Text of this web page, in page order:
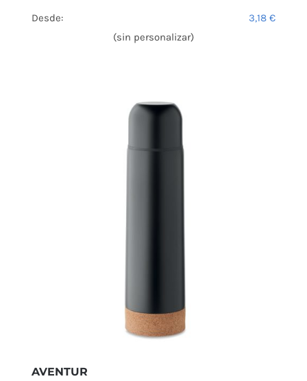
Desde: 3,18 €
(sin personalizar)
AVENTUR